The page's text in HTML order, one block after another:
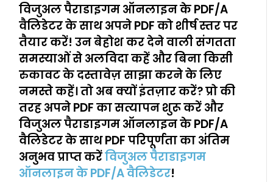
विजुअल पैराडाइगम ऑनलाइन के PDF/A
वैलिडेटर के साथ अपने PDF को शीर्ष स्तर पर
तैयार करें! उन बेहोश कर देने वाली संगतता
समस्याओं से अलविदा कहें और बिना किसी
रुकावट के दस्तावेज़ साझा करने के लिए
नमस्ते कहें। तो अब क्यों इंतज़ार करें? प्रो की
तरह अपने PDF का सत्यापन शुरू करें और
विजुअल पैराडाइगम ऑनलाइन के PDF/A
वैलिडेटर के साथ PDF परिपूर्णता का अंतिम
अनुभव प्राप्त करेंविजुअल पैराडाइगम
ऑनलाइन के PDF/A वैलिडेटर!